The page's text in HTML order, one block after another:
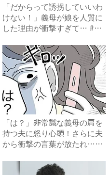
「だからって誘拐していいわ
けない！」義母が娘を人質に
した理由が衝撃すぎて… #
「は？」非常識な義母の肩を
持つ夫に怒り心頭！さらに夫
から衝撃の言葉が放たれ…